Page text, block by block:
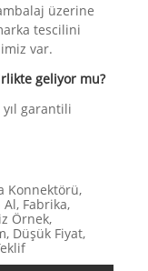
üzerine
tescilini
var.
geliyor mu?
garantili
Konnektörü,
Fabrika,
Örnek,
Düşük Fiyat,